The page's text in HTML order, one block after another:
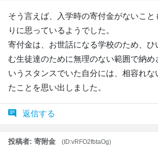
そう言えば、入学時の寄付金がないこと
りに思っているようでした。
寄付金は、お世話になる学校のため、ひ
む生徒達のために無理のない範囲で納め
いうスタンスでいた自分には、相容れな
たことを思い出しました。
返信する
投稿者: 寄附金
(ID:vRFO2fbtaOg)